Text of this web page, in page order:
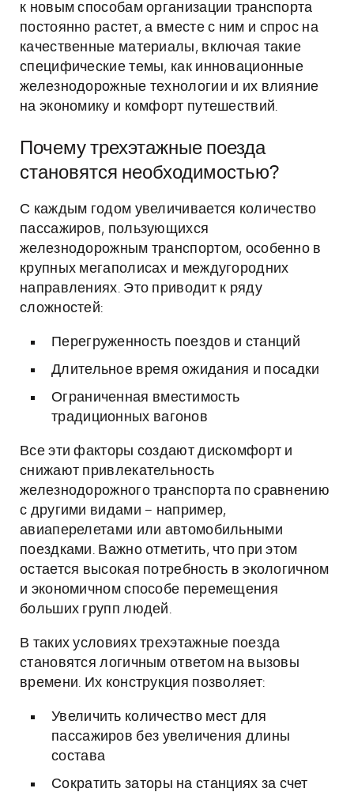
к новым способам организации транспорта
постоянно растет, а вместе с ним и спрос на
качественные материалы, включая такие
специфические темы, как инновационные
железнодорожные технологии и их влияние
на экономику и комфорт путешествий.
Почему трехэтажные поезда
становятся необходимостью?
С каждым годом увеличивается количество
пассажиров, пользующихся
железнодорожным транспортом, особенно в
крупных мегаполисах и междугородних
направлениях. Это приводит к ряду
сложностей:
Перегруженность поездов и станций
Длительное время ожидания и посадки
Ограниченная вместимость
традиционных вагонов
Все эти факторы создают дискомфорт и
снижают привлекательность
железнодорожного транспорта по сравнению
с другими видами – например,
авиаперелетами или автомобильными
поездками. Важно отметить, что при этом
остается высокая потребность в экологичном
и экономичном способе перемещения
больших групп людей.
В таких условиях трехэтажные поезда
становятся логичным ответом на вызовы
времени. Их конструкция позволяет:
Увеличить количество мест для
пассажиров без увеличения длины
состава
Сократить заторы на станциях за счет